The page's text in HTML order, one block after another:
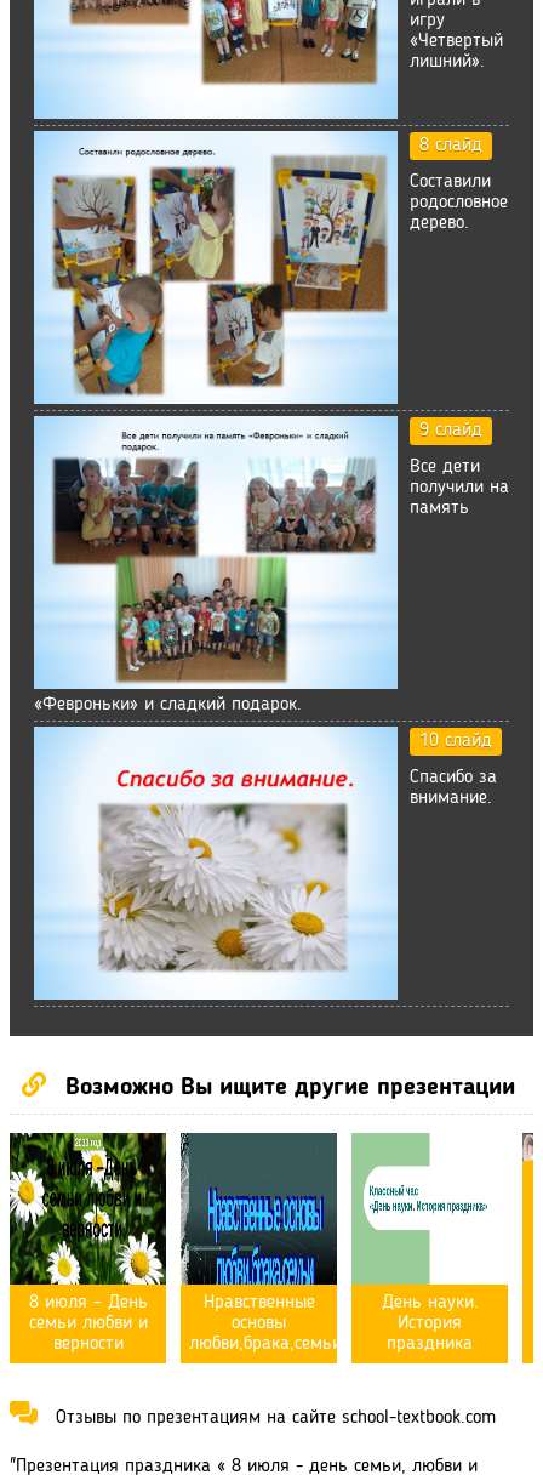
игру
«Четвертый
лишний».
8 слайд
Составили
родословное
дерево.
9 слайд
Все дети
получили на
память
«Февроньки» и сладкий подарок.
10 слайд
Спасибо за
внимание.
Возможно Вы ищите другие презентации
8 июля – День
семьи любви и
верности
Нравственные
основы
любви,брака,семьи
День науки.
История
праздника
Отзывы по презентациям на сайте school-textbook.com
"Презентация праздника « 8 июля - день семьи, любви и